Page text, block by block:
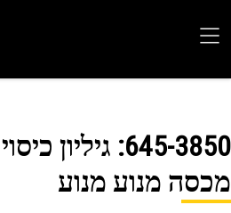
645-: גיליון
מנוע מנוע